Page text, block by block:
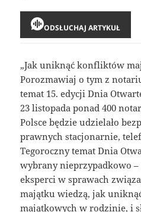
ODSŁUCHAJ ARTYKUŁ
„Jak uniknąć konfliktów
Porozmawiaj o tym z
temat 15. edycji Dnia
23 listopada ponad 400
Polsce będzie udzielało
prawnych stacjonarnie,
Tegoroczny temat Dnia
wybrany nieprzypadkowo
eksperci w sprawach
majątku wiedzą, jak
majątkowych w rodzinie, i